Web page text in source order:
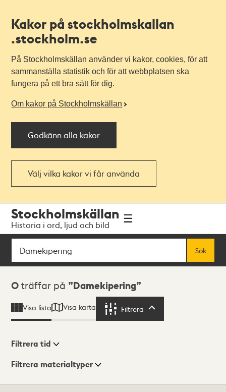
Kakor på stockholmskallan
.stockholm.se
På Stockholmskällan använder vi kakor, cookies, för att
sammanställa statistik och för att webbplatsen ska
fungera på ett bra sätt för dig.
Om kakor på Stockholmskällan
Godkänn alla kakor
Välj vilka kakor vi får använda
navigationen
huvudinnehållet
Stockholmskällan
Historia i ord, ljud och bild
Sök
Sök
Sökresultat
0 träffar på Damekipering
Visa lista Visa karta Filtrera
Visningsläge
Filtrera tid
Filtrera materialtyper